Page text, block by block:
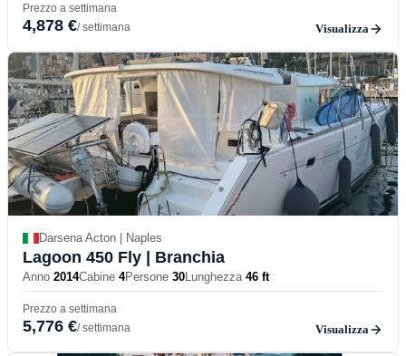
Prezzo a settimana
4,878 €/ settimana Visualizza
Darsena Acton | Naples
Lagoon 450 Fly | Branchia
Anno 2014Cabine 4Persone 30Lunghezza 46 ft
Prezzo a settimana
5,776 €/ settimana Visualizza